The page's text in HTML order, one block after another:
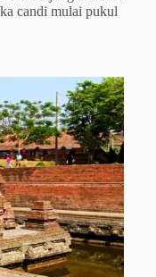
candi mulai pukul